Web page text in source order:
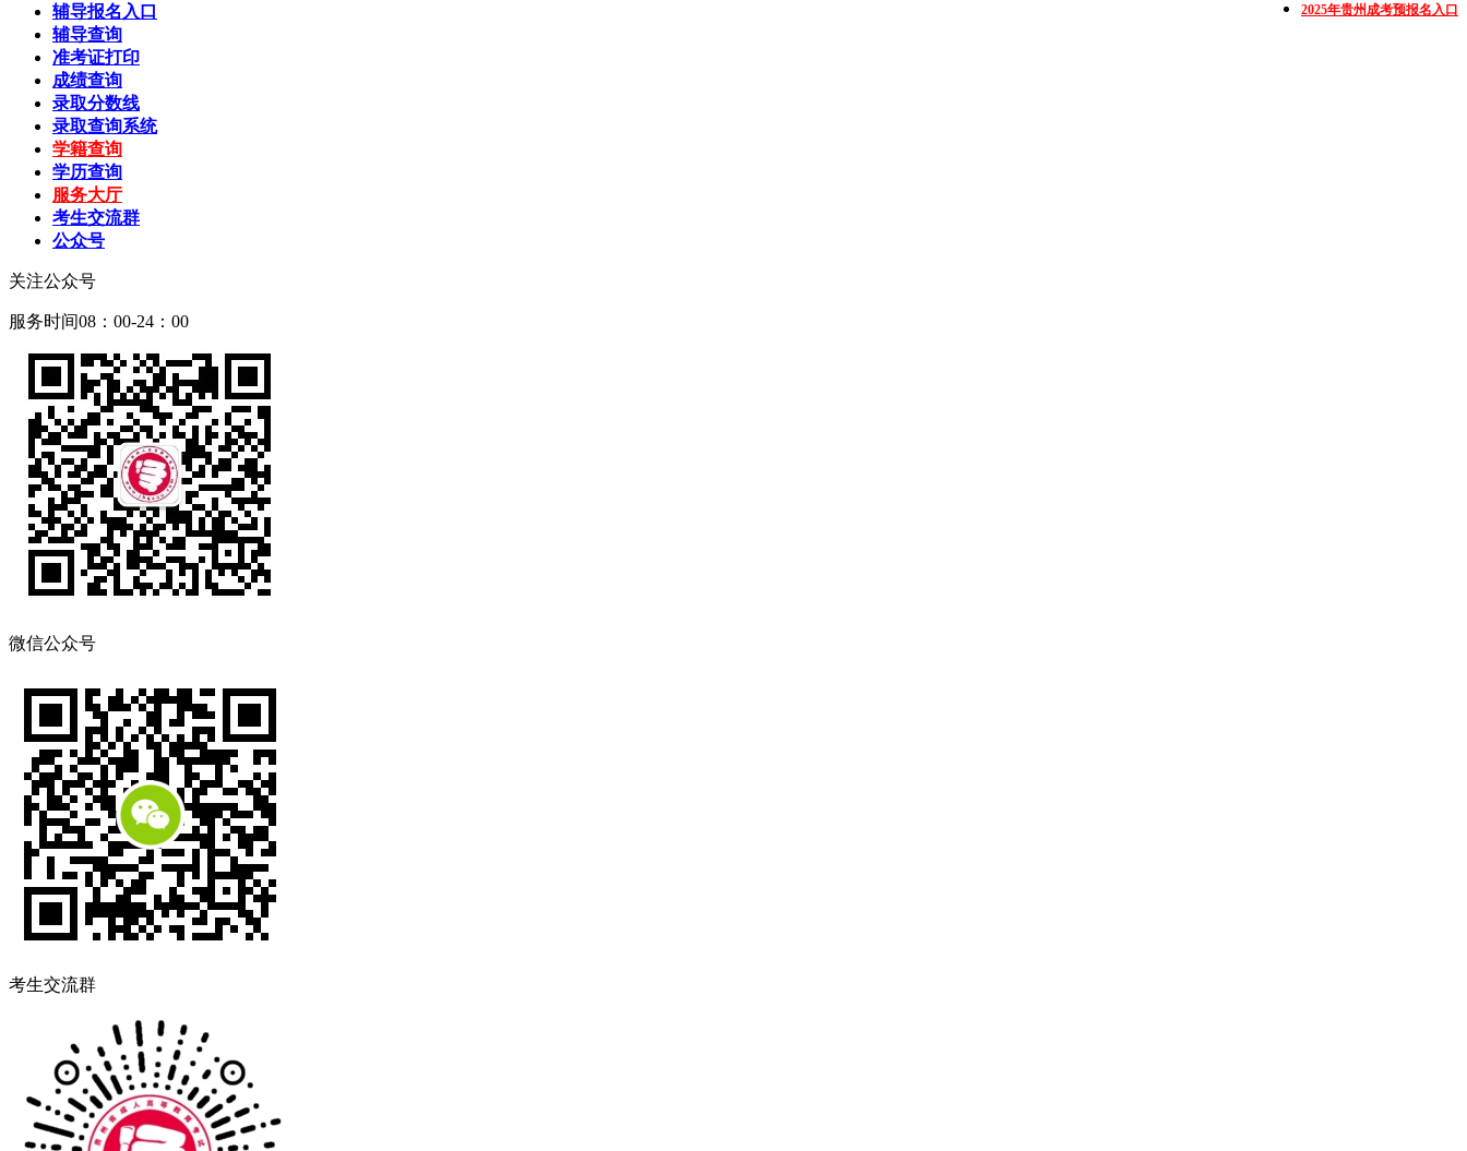
2025年贵州成考预报名入口
辅导报名入口
辅导查询
准考证打印
成绩查询
录取分数线
录取查询系统
学籍查询
学历查询
服务大厅
考生交流群
公众号
关注公众号
服务时间08：00-24：00
微信公众号
考生交流群